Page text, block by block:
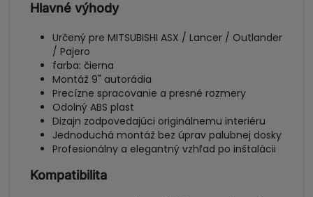
Hlavné výhody
Určený pre MITSUBISHI ASX / Lancer / Outlander
/ Pajero
farba: čierna
Montáž 9" autorádia
Precízne spracovanie a presné rozmery
Odolný ABS plast
Dizajn zodpovedajúci originálnemu interiéru
Jednoduchá montáž bez úprav palubnej dosky
Profesionálny a elegantný vzhľad po inštalácii
Kompatibilita